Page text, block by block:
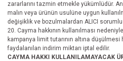
zararlarını tazmin etmekle yükümlüdür.
malın veya ürünün usulüne uygun
değişiklik ve bozulmalardan ALICI
20. Cayma hakkının kullanılması
kampanya limit tutarının altına
faydalanılan indirim miktarı iptal edilir.
CAYMA HAKKI KULLANILAMAYACAK